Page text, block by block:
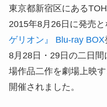
東京都新宿区にある
2015年8月26日に発売と
ゲリオン』 Blu-ray BOX
8月28日・29日の二日間
場作品二作を劇場上映
開催されました。